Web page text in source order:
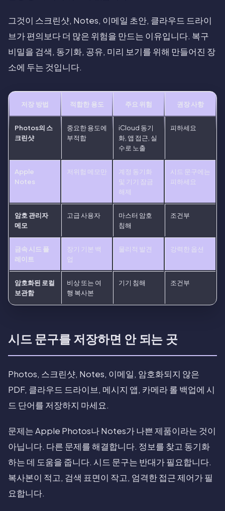
그것이 스크린샷, Notes, 이메일 초안, 클라우드 드라이
브가 편의보다 더 많은 위험을 만드는 이유입니다. 복구
비밀을 검색, 동기화, 공유, 미리 보기를 위해 만들어진 장
소에 두는 것입니다.
저장 방법 적합한 용도 주요 위험 권장 사항
Photos의 스
크린샷
중요한 용도에
부적합
iCloud 동기
화, 앱 접근, 실
수로 노출
피하세요
Apple
Notes
저위험 메모만
계정 동기화
및 기기 잠금
해제
시드 문구에는
피하세요
암호 관리자
메모
고급 사용자
마스터 암호
침해
조건부
금속 시드 플
레이트
장기 기본 백
업
물리적 발견 강력한 옵션
암호화된 로컬
보관함
비상 또는 여
행 복사본
기기 침해 조건부
시드 문구를 저장하면 안 되는 곳
Photos, 스크린샷, Notes, 이메일, 암호화되지 않은
PDF, 클라우드 드라이브, 메시지 앱, 카메라 롤 백업에 시
드 단어를 저장하지 마세요.
문제는 Apple Photos나 Notes가 나쁜 제품이라는 것이
아닙니다. 다른 문제를 해결합니다. 정보를 찾고 동기화
하는 데 도움을 줍니다. 시드 문구는 반대가 필요합니다.
복사본이 적고, 검색 표면이 작고, 엄격한 접근 제어가 필
요합니다.